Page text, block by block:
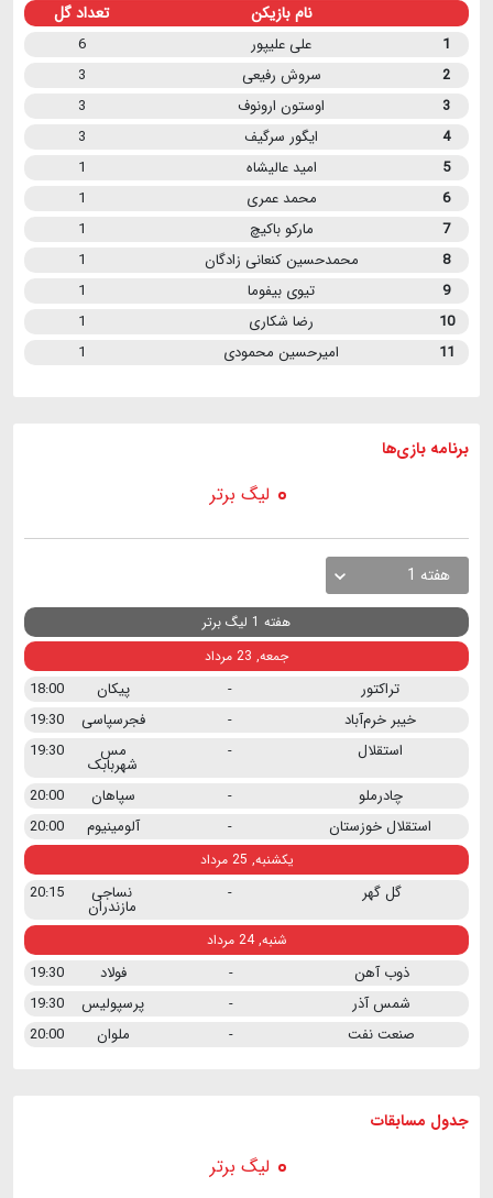
نام بازیکن تعداد گل
1 علی علیپور
6
2
سروش رفیعی
3
3
اوستون ارونوف
3
4
ایگور سرگیف
3
5
امید عالیشاه
1
6
محمد عمری
1
7
مارکو باکیچ
1
8
محمدحسین کنعانی زادگان
1
9
تیوی بیفوما
1
10
رضا شکاری
1
11
امیرحسین محمودی 1
برنامه بازی ها
لیگ برتر
هفته 1
هفته 1 لیگ برتر
جمعه, 23 مرداد
تراکتور - پیکان
18:00
خیبر خرم‌آباد
- فجرسپاسی
19:30
استقلال
- مس
شهربابک
19:30
چادرملو
- سپاهان
20:00
استقلال خوزستان
- آلومینیوم 20:00
یکشنبه, 25 مرداد
گل گهر - نساجی
مازندران
20:15
شنبه, 24 مرداد
ذوب آهن - فولاد
19:30
شمس آذر
- پرسپولیس
19:30
صنعت نفت
- ملوان 20:00
جدول مسابقات
لیگ برتر